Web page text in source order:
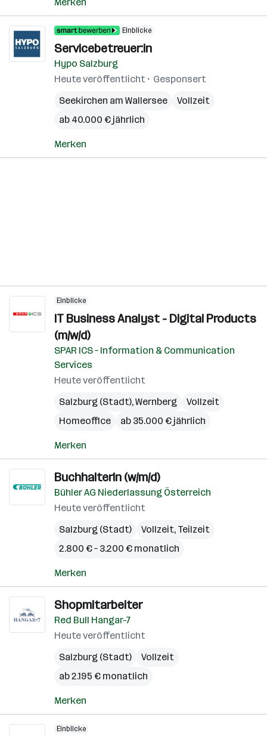
Einblicke
Servicebetreuer:in
Hypo Salzburg
Heute veröffentlicht
Gesponsert
Seekirchen am Wallersee
Vollzeit
ab 40.000 € jährlich
Merken
Einblicke
IT Business Analyst - Digital Products
(m/w/d)
SPAR ICS – Information & Communication
Services
Heute veröffentlicht
Salzburg (Stadt),Wernberg
Vollzeit
Homeoffice
ab 35.000 € jährlich
Merken
BuchhalterIn (w/m/d)
Bühler AG Niederlassung Österreich
Heute veröffentlicht
Salzburg (Stadt)
Vollzeit, Teilzeit
2.800 € – 3.200 € monatlich
Merken
Shopmitarbeiter
Red Bull Hangar-7
Heute veröffentlicht
Salzburg (Stadt)
Vollzeit
ab 2.195 € monatlich
Merken
Einblicke